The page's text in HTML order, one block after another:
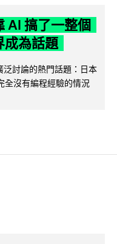
AI 搞了一整個
成為話題
討論的熱門話題：日本
全沒有編程經驗的情況